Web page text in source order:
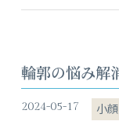
輪郭の悩み解
2024-05-17 小顔